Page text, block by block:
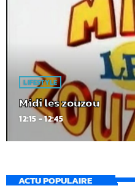
LIFESTYLE
Midi les zouzou
12:15 - 12:45
ACTU POPULAIRE